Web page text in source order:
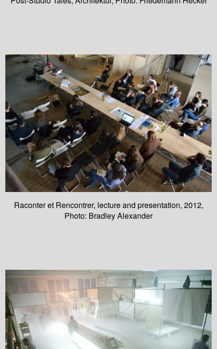
Raconter et Rencontrer, lecture and presentation, 2012,
Photo: Bradley Alexander